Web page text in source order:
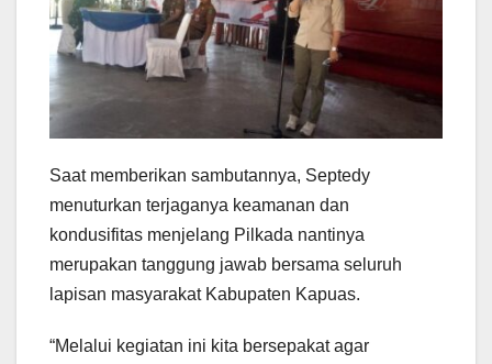
Saat memberikan sambutannya, Septedy
menuturkan terjaganya keamanan dan
kondusifitas menjelang Pilkada nantinya
merupakan tanggung jawab bersama seluruh
lapisan masyarakat Kabupaten Kapuas.
“Melalui kegiatan ini kita bersepakat agar